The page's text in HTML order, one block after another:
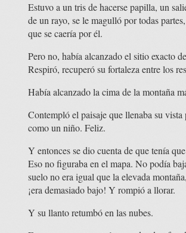
Estuvo a un tris de hacerse papilla, un
de un rayo, se le magulló por todas
que se caería por él.
Pero no, había alcanzado el sitio exacto
Respiró, recuperó su fortaleza entre los
Había alcanzado la cima de la montaña
Contempló el paisaje que llenaba su
como un niño. Feliz.
Y entonces se dio cuenta de que tenía
Eso no figuraba en el mapa. No podía
suelo no era igual que la elevada
¡era demasiado bajo! Y rompió a llorar.
Y su llanto retumbó en las nubes.